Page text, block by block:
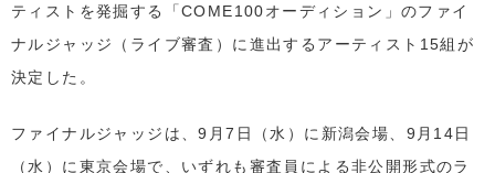
ティストを発掘する「COME100オーディション」のファイ
ナルジャッジ（ライブ審査）に進出するアーティスト15組が
決定した。
ファイナルジャッジは、9月7日（水）に新潟会場、9月14日
（水）に東京会場で、いずれも審査員による非公開形式のラ